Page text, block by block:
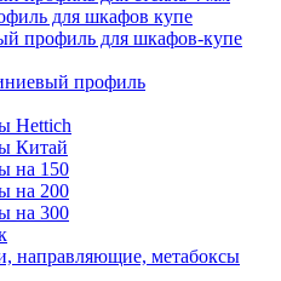
для шкафов купе
профиль для шкафов-купе
профиль
Hettich
Китай
на 150
на 200
на 300
направляющие, метабоксы